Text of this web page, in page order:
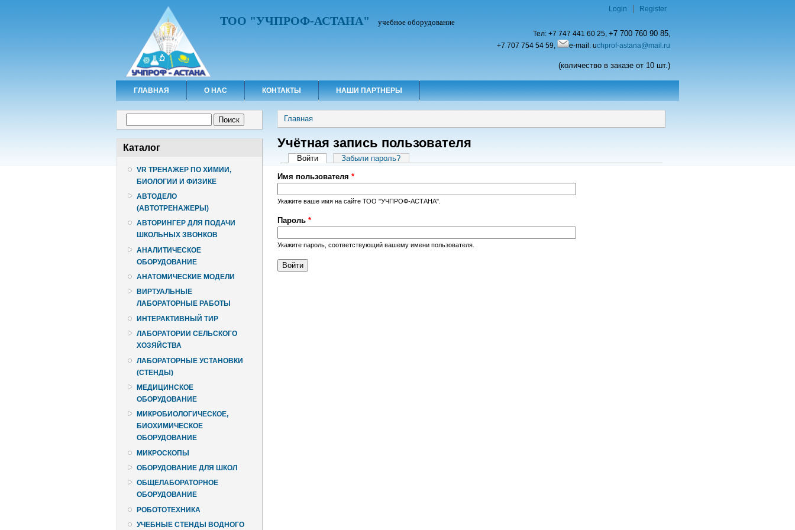
ТОО "УЧПРОФ-АСТАНА" учебное оборудование
Тел: +7 747 441 60 25, +7 700 760 90 85,
+7 707 754 54 59,
e-mail: uchprof-astana@mail.ru
(количество в заказе от 10 шт.)
Login Register
ГЛАВНАЯ О НАС КОНТАКТЫ НАШИ ПАРТНЕРЫ
Каталог
VR ТРЕНАЖЕР ПО ХИМИИ,
БИОЛОГИИ И ФИЗИКЕ
АВТОДЕЛО
(АВТОТРЕНАЖЕРЫ)
АВТОРИНГЕР ДЛЯ ПОДАЧИ
ШКОЛЬНЫХ ЗВОНКОВ
АНАЛИТИЧЕСКОЕ
ОБОРУДОВАНИЕ
АНАТОМИЧЕСКИЕ МОДЕЛИ
ВИРТУАЛЬНЫЕ
ЛАБОРАТОРНЫЕ РАБОТЫ
ИНТЕРАКТИВНЫЙ ТИР
ЛАБОРАТОРИИ СЕЛЬСКОГО
ХОЗЯЙСТВА
ЛАБОРАТОРНЫЕ УСТАНОВКИ
(СТЕНДЫ)
МЕДИЦИНСКОЕ
ОБОРУДОВАНИЕ
МИКРОБИОЛОГИЧЕСКОЕ,
БИОХИМИЧЕСКОЕ
ОБОРУДОВАНИЕ
МИКРОСКОПЫ
ОБОРУДОВАНИЕ ДЛЯ ШКОЛ
ОБЩЕЛАБОРАТОРНОЕ
ОБОРУДОВАНИЕ
РОБОТОТЕХНИКА
УЧЕБНЫЕ СТЕНДЫ ВОДНОГО
Вы здесь
Главная
Учётная запись пользователя
Главные вкладки
Войти(активная вкладка)
Забыли пароль?
Имя пользователя *
Укажите ваше имя на сайте ТОО "УЧПРОФ-АСТАНА".
Пароль *
Укажите пароль, соответствующий вашему имени пользователя.